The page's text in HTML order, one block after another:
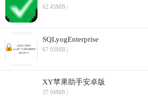
62.45MB |
SQLyogEnterprise
67.93MB |
XY苹果助手安卓版
37.94MB |